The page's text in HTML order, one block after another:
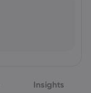
Insights